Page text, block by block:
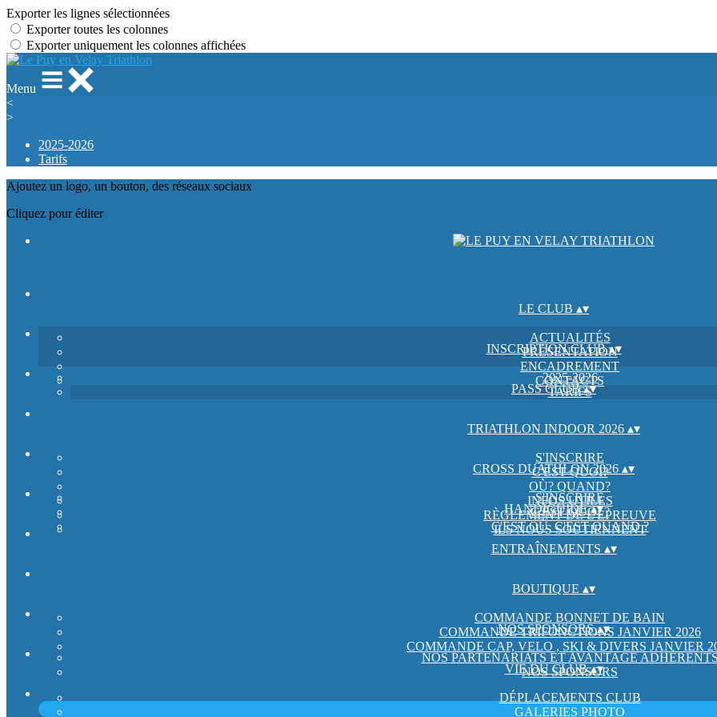
Exporter les lignes sélectionnées
Exporter toutes les colonnes
Exporter uniquement les colonnes affichées
Menu
<
>
2025-2026
Tarifs
Ajoutez un logo, un bouton, des réseaux sociaux
Cliquez pour éditer
LE CLUB ▴▾
ACTUALITÉS
PRÉSENTATION
ENCADREMENT
CONTACTS
INSCRIPTION CLUB▴▾
2025-2026
TARIFS
PASS CLUB▴▾
TRIATHLON INDOOR 2026 ▴▾
S'INSCRIRE
C'EST QUOI?
OÙ? QUAND?
INFOS UTILES
RÈGLEMENT DE L'ÉPREUVE
ILS NOUS SOUTIENNENT
CROSS DUATHLON 2026 ▴▾
S'INSCRIRE
C'EST QUOI ?
C'EST OÙ, C'EST QUAND ?
HANDIGUIDE▴▾
ENTRAÎNEMENTS ▴▾
BOUTIQUE ▴▾
COMMANDE BONNET DE BAIN
COMMANDE TRIFONCTIONS JANVIER 2026
COMMANDE CAP, VELO , SKI & DIVERS JANVIER
NOS SPONSORS▴▾
NOS PARTENARIATS ET AVANTAGE ADHÉRENTS
NOS SPONSORS
VIE DU CLUB▴▾
DÉPLACEMENTS CLUB
GALERIES PHOTO